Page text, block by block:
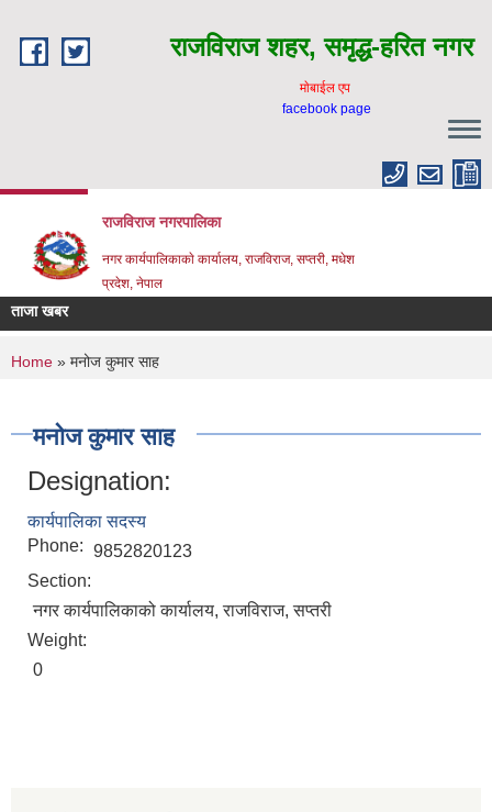
राजविराज शहर, समृद्ध-हरित नगर
माेबाईल एप
facebook page
राजविराज नगरपालिका
नगर कार्यपालिकाकाे कार्यालय, राजविराज, सप्तरी, मधेश
प्रदेश, नेपाल
ताजा खबर
You are here
Home » मनोज कुमार साह
मनोज कुमार साह
Designation:
कार्यपालिका सदस्य
Phone: 9852820123
Section:
नगर कार्यपालिकाको कार्यालय, राजविराज, सप्तरी
Weight:
0